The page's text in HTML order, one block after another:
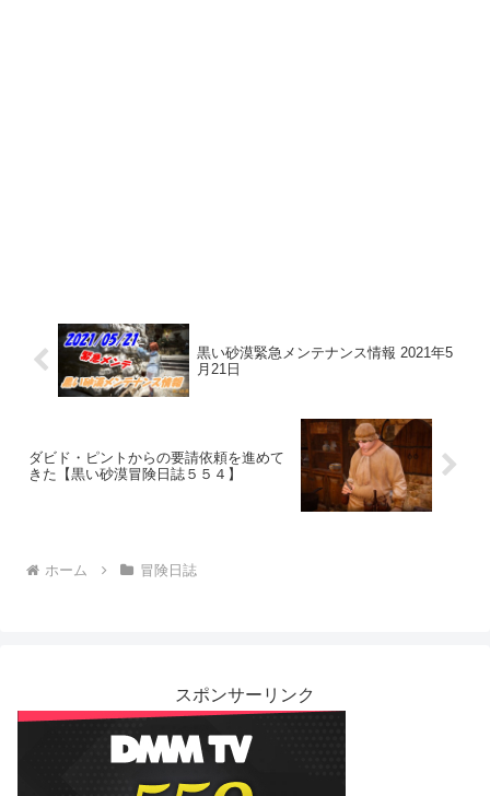
黒い砂漠緊急メンテナンス情報 2021年5
月21日
ダビド・ピントからの要請依頼を進めて
きた【黒い砂漠冒険日誌５５４】
ホーム 冒険日誌
スポンサーリンク